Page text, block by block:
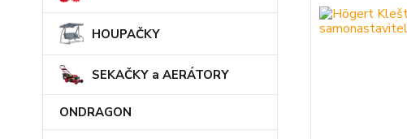
HOUPAČKY
SEKAČKY a AERÁTORY
ONDRAGON